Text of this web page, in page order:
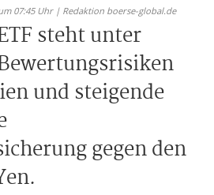
07:45 Uhr | Redaktion boerse-global.de
steht unter
und steigende
gegen den